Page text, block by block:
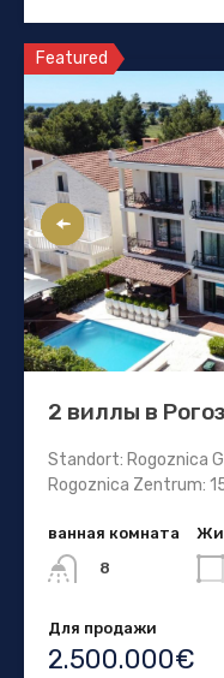
Featured
2 виллы в
Standort: Rogoznica
Rogoznica Zentrum:
ванная комната
8
Для продажи
2.500.000€